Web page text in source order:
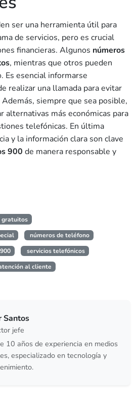
ser una herramienta útil para
de servicios, pero es crucial
financieras. Algunos números
, mientras que otros pueden
Es esencial informarse
realizar una llamada para evitar
siempre que sea posible,
alternativas más económicas para
telefónicas. En última
y la información clara son clave
900 de manera responsable y
gratuitos
números de teléfono
servicios telefónicos
al cliente
Santos
jefe
10 años de experiencia en medios
especializado en tecnología y